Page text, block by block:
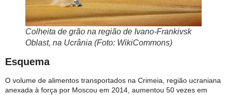
Colheita de grão na região de Ivano-Frankivsk
Oblast, na Ucrânia (Foto: WikiCommons)
Esquema
O volume de alimentos transportados na Crimeia, região ucraniana
anexada à força por Moscou em 2014, aumentou 50 vezes em